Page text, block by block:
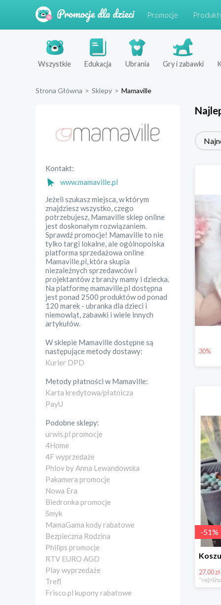
Promocje
Wszystkie Edukacja Ubrania Gry i zabawki
Strona Główna > Sklepy > Mamaville
Kontakt:
www.mamaville.pl
Jeżeli szukasz miejsca, w którym
znajdziesz wszystko, czego
potrzebujesz, Mamaville sklep online
jest doskonałym rozwiązaniem.
Sprawdź promocje! Mamaville to nie
tylko targi lokalne, ale ogólnopolska
platforma sprzedażowa online
Mamaville.pl, która skupia
niezależnych sprzedawców i
projektantów z branży mamy i dziecka.
Na platformę mamaville.pl dostępna
jest ponad 2500 produktów od ponad
120 marek - ubranka dla dzieci i
niemowląt, zabawki i wiele innych
artykułów.
W sklepie Mamavilledostępne są
następujące metody dostawy:
Kurier DPD
Metody płatności wMamaville:
Karta kredytowa/płatnicza
PayU
Podobne sklepy:
urwis.pl promocje
4Home
4F wyprzedaże
Phlov by Anna Lewandowska
Pakamera promocje
Nowa Era
Biedronka promocje
Smyk
MamaGama kody rabatowe
Bezpieczna Rodzina
Philips promocje
RTV EURO AGD
Play wyprzedaże
Trefl
Frisco.pl kupony rabatowe
30%
-51%
27.00 zł